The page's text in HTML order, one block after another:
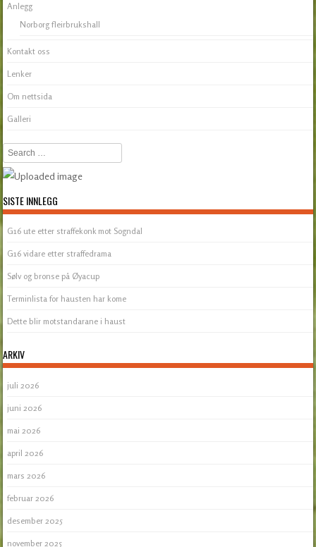
Anlegg
Norborg fleirbrukshall
Kontakt oss
Lenker
Om nettsida
Galleri
Search
SISTE INNLEGG
G16 ute etter straffekonk mot Sogndal
G16 vidare etter straffedrama
Sølv og bronse på Øyacup
Terminlista for hausten har kome
Dette blir motstandarane i haust
ARKIV
juli 2026
juni 2026
mai 2026
april 2026
mars 2026
februar 2026
desember 2025
november 2025